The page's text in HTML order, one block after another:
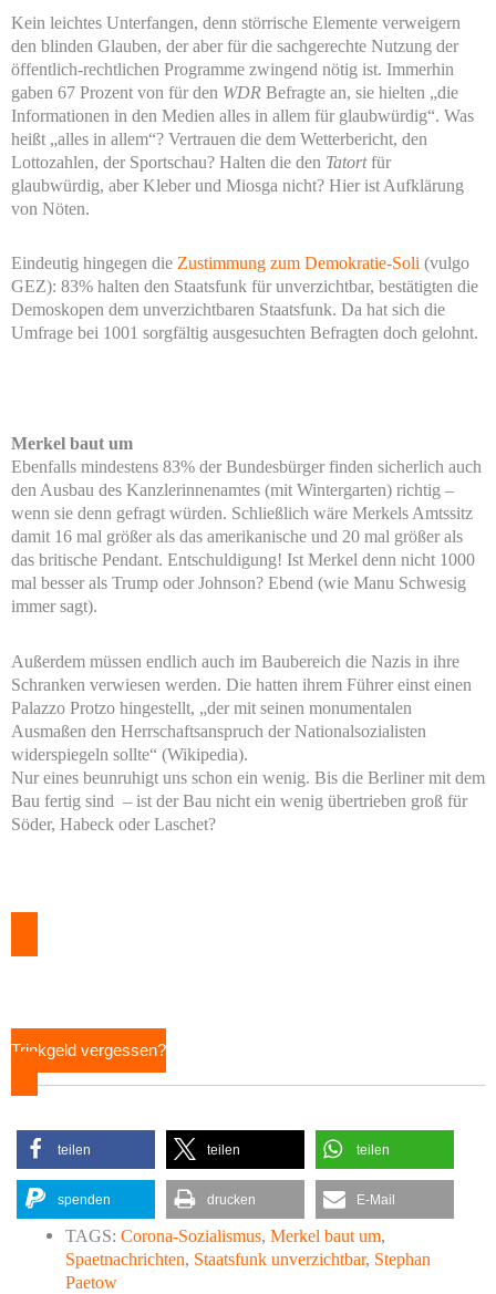
Kein leichtes Unterfangen, denn störrische Elemente verweigern
den blinden Glauben, der aber für die sachgerechte Nutzung der
öffentlich-rechtlichen Programme zwingend nötig ist. Immerhin
gaben 67 Prozent von für den WDR Befragte an, sie hielten „die
Informationen in den Medien alles in allem für glaubwürdig“. Was
heißt „alles in allem“? Vertrauen die dem Wetterbericht, den
Lottozahlen, der Sportschau? Halten die den Tatortfür
glaubwürdig, aber Kleber und Miosga nicht? Hier ist Aufklärung
von Nöten.
Eindeutig hingegen die Zustimmung zum Demokratie-Soli (vulgo
GEZ): 83% halten den Staatsfunk für unverzichtbar, bestätigten die
Demoskopen dem unverzichtbaren Staatsfunk. Da hat sich die
Umfrage bei 1001 sorgfältig ausgesuchten Befragten doch gelohnt.
Merkel baut um
Ebenfalls mindestens 83% der Bundesbürger finden sicherlich auch
den Ausbau des Kanzlerinnenamtes (mit Wintergarten) richtig –
wenn sie denn gefragt würden. Schließlich wäre Merkels Amtssitz
damit 16 mal größer als das amerikanische und 20 mal größer als
das britische Pendant. Entschuldigung! Ist Merkel denn nicht 1000
mal besser als Trump oder Johnson? Ebend (wie Manu Schwesig
immer sagt).
Außerdem müssen endlich auch im Baubereich die Nazis in ihre
Schranken verwiesen werden. Die hatten ihrem Führer einst einen
Palazzo Protzo hingestellt, „der mit seinen monumentalen
Ausmaßen den Herrschaftsanspruch der Nationalsozialisten
widerspiegeln sollte“ (Wikipedia).
Nur eines beunruhigt uns schon ein wenig. Bis die Berliner mit dem
Bau fertig sind – ist der Bau nicht ein wenig übertrieben groß für
Söder, Habeck oder Laschet?
Trinkgeld vergessen?
teilen teilen teilen
spenden drucken E-Mail
TAGS:Corona-Sozialismus,Merkel baut um,
Spaetnachrichten, Staatsfunk unverzichtbar, Stephan
Paetow